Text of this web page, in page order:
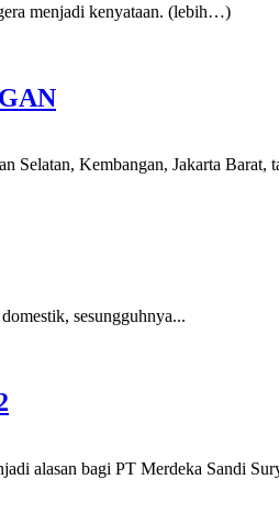
menjadi kenyataan. (lebih…)
Selatan, Kembangan, Jakarta Barat,
sesungguhnya...
alasan bagi PT Merdeka Sandi